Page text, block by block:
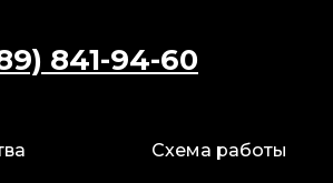
+7 989 841 94 60
Схема работы
841-94-60
Схема работы